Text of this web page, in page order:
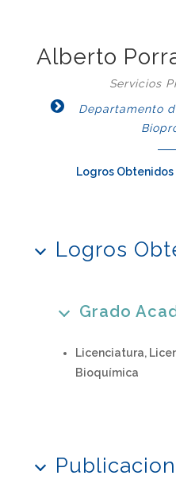
Alberto
Servicios
Departamento
Logros Obtenidos
Logros
Grado
Licenciatura,
Bioquímica